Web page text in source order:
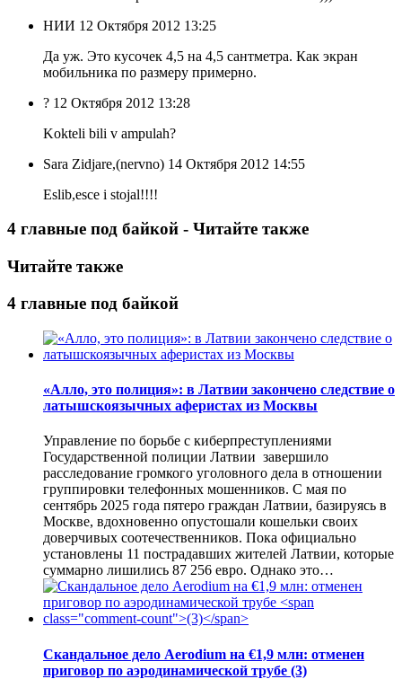
НИИ 12 Октября 2012 13:25
Да уж. Это кусочек 4,5 на 4,5 сантметра. Как экран
мобильника по размеру примерно.
? 12 Октября 2012 13:28
Kokteli bili v ampulah?
Sara Zidjare,(nervno) 14 Октября 2012 14:55
Eslib,esce i stojal!!!!
4 главные под байкой - Читайте также
Читайте также
4 главные под байкой
«Алло, это полиция»: в Латвии закончено следствие о
латышскоязычных аферистах из Москвы
Управление по борьбе с киберпреступлениями
Государственной полиции Латвии завершило
расследование громкого уголовного дела в отношении
группировки телефонных мошенников. С мая по
сентябрь 2025 года пятеро граждан Латвии, базируясь в
Москве, вдохновенно опустошали кошельки своих
доверчивых соотечественников. Пока официально
установлены 11 пострадавших жителей Латвии, которые
суммарно лишились 87 256 евро. Однако это…
Скандальное дело Aerodium на €1,9 млн: отменен
приговор по аэродинамической трубе (3)